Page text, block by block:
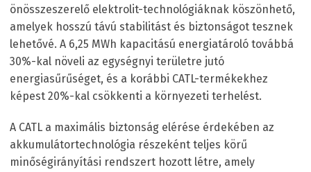
önösszeszerelő elektrolit-technológiáknak köszönhető,
amelyek hosszú távú stabilitást és biztonságot tesznek
lehetővé. A 6,25 MWh kapacitású energiatároló továbbá
30%-kal növeli az egységnyi területre jutó
energiasűrűséget, és a korábbi CATL-termékekhez
képest 20%-kal csökkenti a környezeti terhelést.
A CATL a maximális biztonság elérése érdekében az
akkumulátortechnológia részeként teljes körű
minőségirányítási rendszert hozott létre, amely